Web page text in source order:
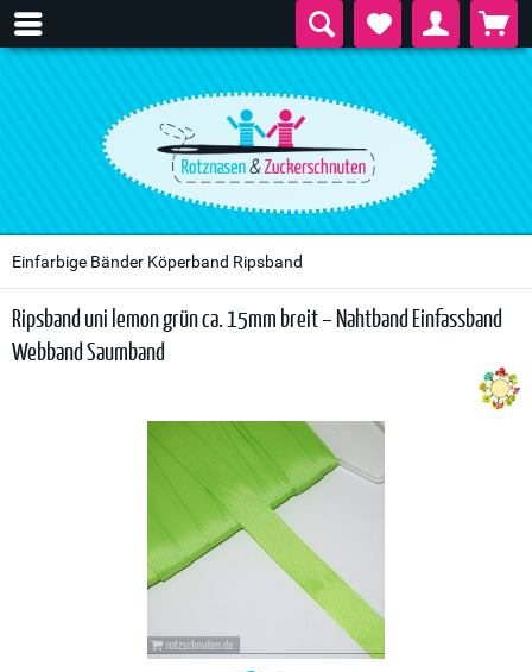
Einfarbige Bänder Köperband Ripsband
Ripsband uni lemon grün ca. 15mm breit – Nahtband Einfassband
Webband Saumband